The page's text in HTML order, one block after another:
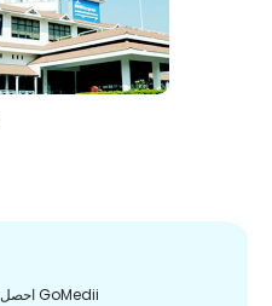
احصل على العلاج في المدن التي تختارها مع GoMedii